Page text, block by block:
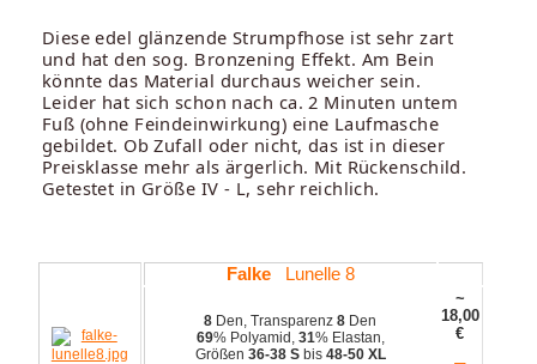
Diese edel glänzende Strumpfhose ist sehr zart
und hat den sog. Bronzening Effekt. Am Bein
könnte das Material durchaus weicher sein.
Leider hat sich schon nach ca. 2 Minuten untem
Fuß (ohne Feindeinwirkung) eine Laufmasche
gebildet. Ob Zufall oder nicht, das ist in dieser
Preisklasse mehr als ärgerlich. Mit Rückenschild.
Getestet in Größe IV - L, sehr reichlich.
FalkeLunelle 8
8 Den, Transparenz8 Den
69% Polyamid, 31% Elastan,
Größen 36-38 Sbis 48-50 XL
~
18,00
€